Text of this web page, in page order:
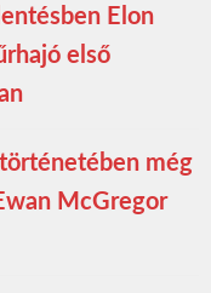
Elon
első
még
McGregor